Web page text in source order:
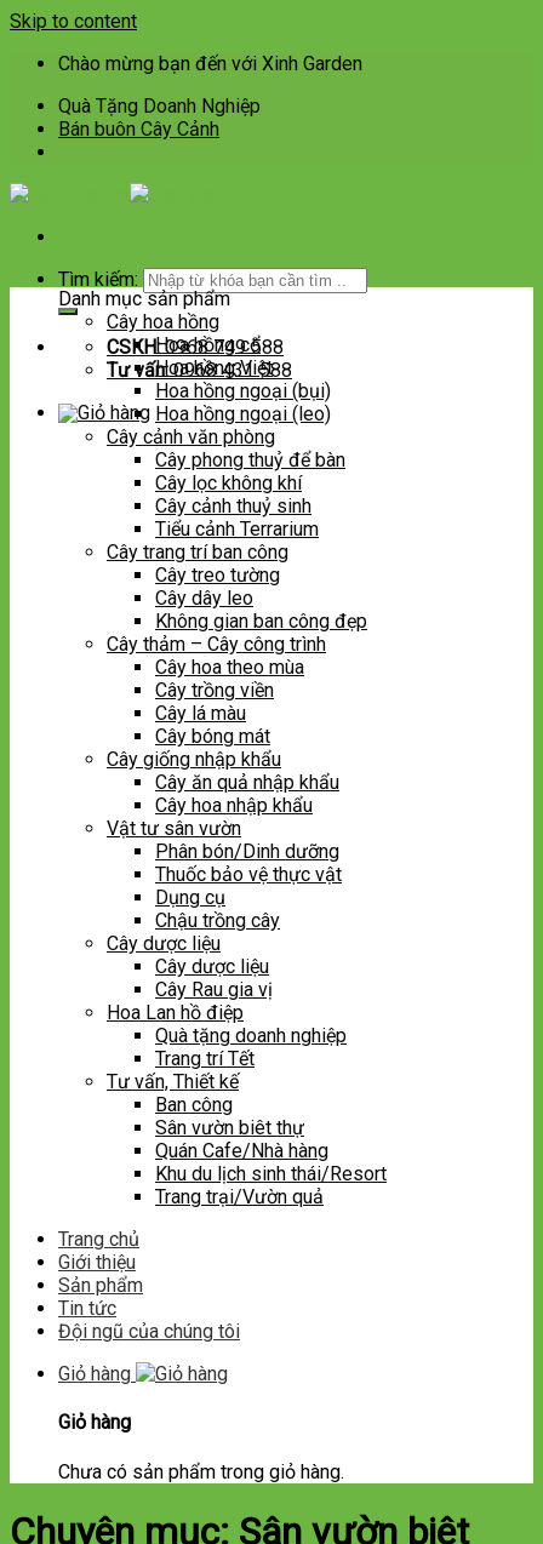
Skip to content
Chào mừng bạn đến với Xinh Garden
Quà Tặng Doanh Nghiệp
Bán buôn Cây Cảnh
Tìm kiếm:
CSKH:0968 749 588
Tư vấn:0968 431 588
Danh mục sản phẩm
Cây hoa hồng
Hoa hồng cổ
Hoa hồng Việt
Hoa hồng ngoại (bụi)
Hoa hồng ngoại (leo)
Cây cảnh văn phòng
Cây phong thuỷ để bàn
Cây lọc không khí
Cây cảnh thuỷ sinh
Tiểu cảnh Terrarium
Cây trang trí ban công
Cây treo tường
Cây dây leo
Không gian ban công đẹp
Cây thảm – Cây công trình
Cây hoa theo mùa
Cây trồng viền
Cây lá màu
Cây bóng mát
Cây giống nhập khẩu
Cây ăn quả nhập khẩu
Cây hoa nhập khẩu
Vật tư sân vườn
Phân bón/Dinh dưỡng
Thuốc bảo vệ thực vật
Dụng cụ
Chậu trồng cây
Cây dược liệu
Cây dược liệu
Cây Rau gia vị
Hoa Lan hồ điệp
Quà tặng doanh nghiệp
Trang trí Tết
Tư vấn, Thiết kế
Ban công
Sân vườn biêt thự
Quán Cafe/Nhà hàng
Khu du lịch sinh thái/Resort
Trang trại/Vườn quả
Trang chủ
Giới thiệu
Sản phẩm
Tin tức
Đội ngũ của chúng tôi
Giỏ hàng
Giỏ hàng
Chưa có sản phẩm trong giỏ hàng.
Chuyên mục: Sân vườn biêt